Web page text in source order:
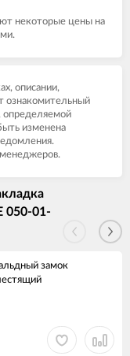
некоторые цены на
описании,
ознакомительный
определяемой
изменена
050-01-
замок